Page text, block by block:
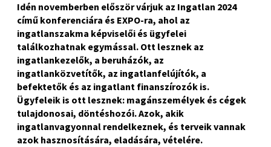
Idén novemberben először várjuk az Ingatlan 2024
című konferenciára és EXPO-ra, ahol az
ingatlanszakma képviselői és ügyfelei
találkozhatnak egymással. Ott lesznek az
ingatlankezelők, a beruházók, az
ingatlanközvetítők, az ingatlanfelújítók, a
befektetők és az ingatlant finanszírozók is.
Ügyfeleik is ott lesznek: magánszemélyek és cégek
tulajdonosai, döntéshozói. Azok, akik
ingatlanvagyonnal rendelkeznek, és terveik vannak
azok hasznosítására, eladására, vételére.